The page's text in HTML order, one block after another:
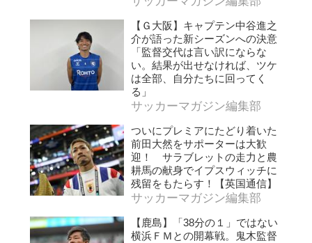
【Ｇ大阪】キャプテン中谷進之
介が語った新シーズンへの決意
「監督交代は言い訳にならな
い。結果が出せなければ、ツケ
は全部、自分たちに回ってく
る」
サッカーマガジン編集部
ついにプレミアにたどり着いた
前田大然をサポーターは大歓
迎！ サラブレットの走力と農
耕馬の献身でイプスウィッチに
残留をもたらす！【英国通信】
サッカーマガジン編集部
【鹿島】「38分の１」ではない
横浜ＦＭとの開幕戦。鬼木監督